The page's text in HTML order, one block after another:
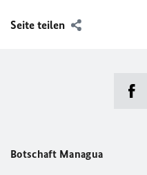
Seite teilen
Botschaft Managua